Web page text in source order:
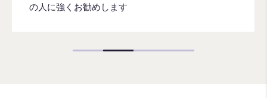
の人に強くお勧めします